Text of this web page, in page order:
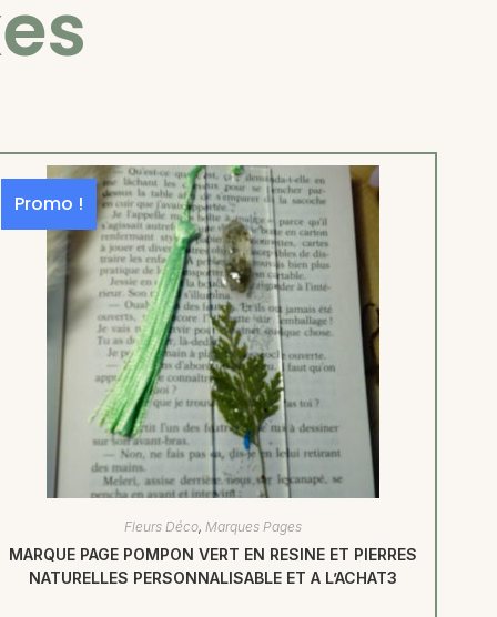
Promo !
Fleurs Déco, Marques Pages
MARQUE PAGE POMPON VERT EN RESINE ET PIERRES
NATURELLES PERSONNALISABLE ET A L’ACHAT3